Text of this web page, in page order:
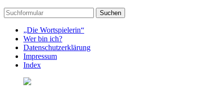
Suchen
„Die Wortspielerin“
Wer bin ich?
Datenschutzerklärung
Impressum
Index